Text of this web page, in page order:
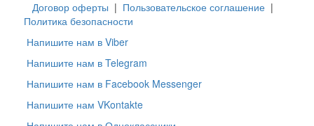
Договор оферты | Пользовательское соглашение |
Политика безопасности
Напишите нам в Viber
Напишите нам в Telegram
Напишите нам в Facebook Messenger
Напишите нам VKontakte